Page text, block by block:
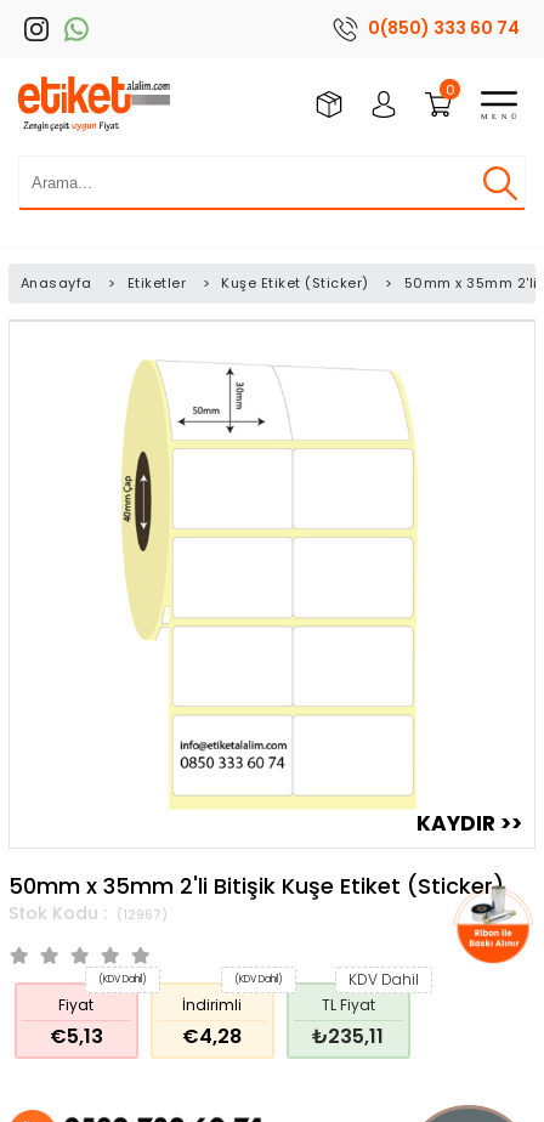
0(850) 333 60 74
0
Anasayfa > Etiketler > Kuşe Etiket (Sticker) > 50mm x 35mm 2'li
50mm x 35mm 2'li Bitişik Kuşe Etiket (Sticker)
(12967)
Fiyat
€5,13
(KDV Dahil)
İndirimli
€4,28
(KDV Dahil)
TL Fiyat
₺235,11
KDV Dahil